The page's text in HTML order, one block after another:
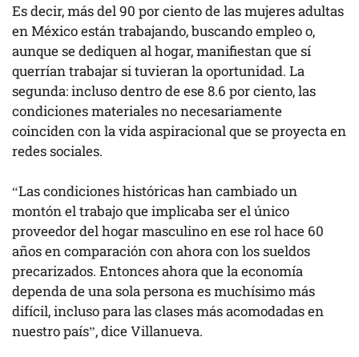
Es decir, más del 90 por ciento de las mujeres adultas
en México están trabajando, buscando empleo o,
aunque se dediquen al hogar, manifiestan que sí
querrían trabajar si tuvieran la oportunidad. La
segunda: incluso dentro de ese 8.6 por ciento, las
condiciones materiales no necesariamente
coinciden con la vida aspiracional que se proyecta en
redes sociales.
“Las condiciones históricas han cambiado un
montón el trabajo que implicaba ser el único
proveedor del hogar masculino en ese rol hace 60
años en comparación con ahora con los sueldos
precarizados. Entonces ahora que la economía
dependa de una sola persona es muchísimo más
difícil, incluso para las clases más acomodadas en
nuestro país”, dice Villanueva.